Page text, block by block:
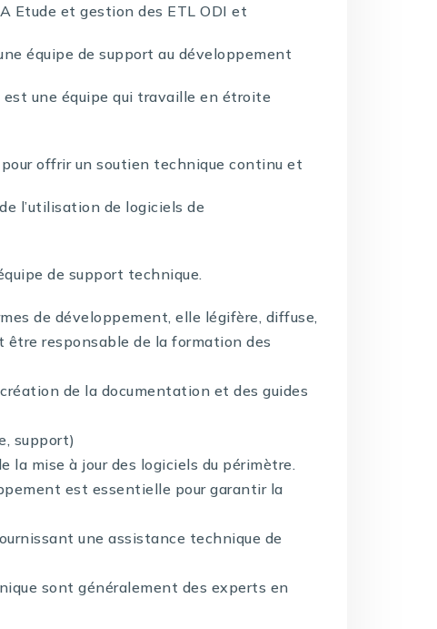
Etude et gestion des ETL ODI et
équipe de support au développement
une équipe qui travaille en étroite
offrir un soutien technique continu et
l’utilisation de logiciels de
de support technique.
de développement, elle légifère, diffuse,
être responsable de la formation des
de la documentation et des guides
support)
la mise à jour des logiciels du périmètre.
est essentielle pour garantir la
une assistance technique de
sont généralement des experts en